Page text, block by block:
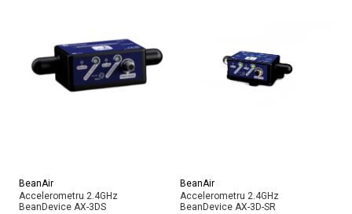
BeanAir
Accelerometru 2.4GHz
BeanDevice AX-3DS
BeanAir
Accelerometru 2.4GHz
BeanDevice AX-3D-SR